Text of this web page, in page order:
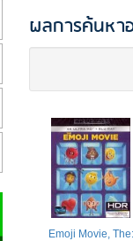
ผลการค้นหา
Emoji Movie, The: